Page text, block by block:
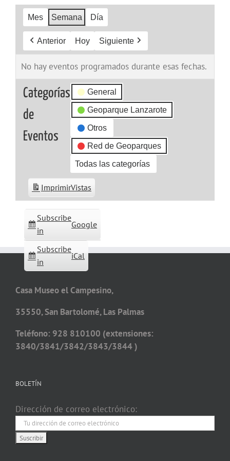
Mes Semana Día
Anterior Hoy Siguiente
No hay eventos programados durante esas fechas.
Categorías
de
Eventos
General
Geoparque Lanzarote
Otros
Red de Geoparques
Todas las categorías
Subscribe
in
Google
Subscribe
in
iCal
ImprimirVistas
Casa Museo el Campesino,
35550, San Bartolomé, Las Palmas
Teléfono: 928 810100 (extensiones:
3840/3841/3842/3843/3844 )
BOLETÍN
Dirección de correo electrónico: